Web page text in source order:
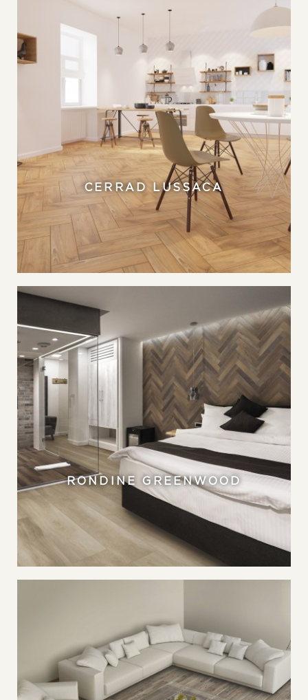
CERRAD LUSSACA
RONDINE GREENWOOD